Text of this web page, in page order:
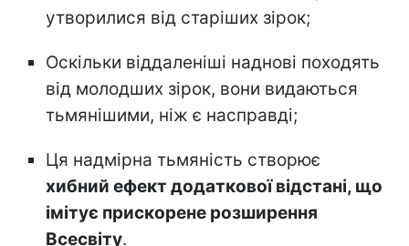
утворилися від старіших зірок;
Оскільки віддаленіші наднові походять
від молодших зірок, вони видаються
тьмянішими, ніж є насправді;
Ця надмірна тьмяність створює
хибний ефект додаткової відстані, що
імітує прискорене розширення
Всесвіту.